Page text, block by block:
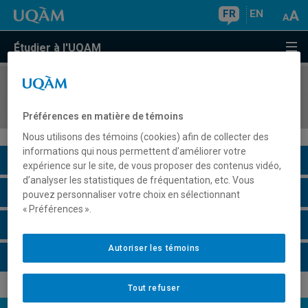
FR EN
Étudier à l'UQAM
COURS//
Description du cours
Horaire - Été 2026
Préférences en matière de témoins
Nous utilisons des témoins (cookies) afin de collecter des
informations qui nous permettent d’améliorer votre
expérience sur le site, de vous proposer des contenus vidéo,
d’analyser les statistiques de fréquentation, etc. Vous
pouvez personnaliser votre choix en sélectionnant
« Préférences ».
Tout refuser
Autoriser les témoins